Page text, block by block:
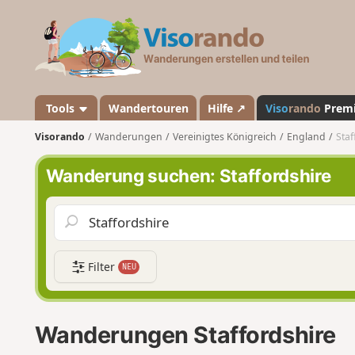
a
n
d
o
Tools Wandertouren Hilfe ↗ Visorando
Visorando Wanderungen Vereinigtes Königreich England
Wanderung suchen: Staffordshire
Filter NEU
Wanderungen Staffordshire